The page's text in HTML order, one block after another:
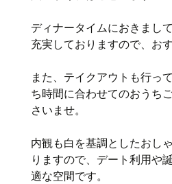
ディナータイムにおきまし
充実しておりますので、おす
また、テイクアウトも行っ
ち時間に合わせてのおうち
さいませ。
内観も白を基調としたおし
りますので、デート利用や
適な空間です。